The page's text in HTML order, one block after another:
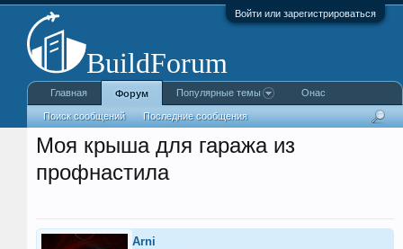
Войти или зарегистрироваться
Моя крыша для гаража из
профнастила
Arni
Главная Форум
Поиск сообщений Последние сообщения
Популярные темы Онас